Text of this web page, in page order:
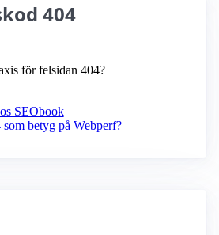
404
för felsidan 404?
SEObook
betyg på Webperf?